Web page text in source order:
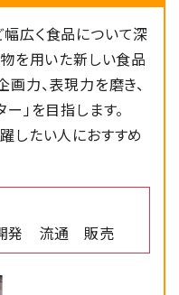
学科
を使った「夏巻き」を
学科
学科
場見学に行ってき
広く食品について深
物を用いた新しい食品
力、表現力を磨き、
」を目指します。
したい人におすすめ
発 流通 販売